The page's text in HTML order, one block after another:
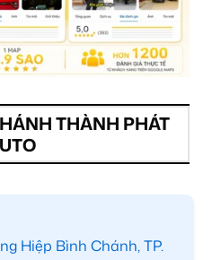
THÀNH PHÁT
Hiệp Bình Chánh, TP.